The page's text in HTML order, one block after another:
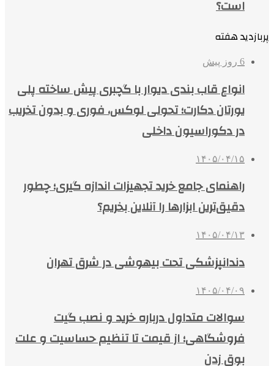
است؟
پربازدید هفته
6 روز پیش
انواع قاب بندی دیوار با گچبری پیش ساخته پلی
یورتان دکارت؛ تحولی لوکس، فوری و بدون تخریب
در دکوراسیون داخلی
۱۴۰۵/۰۴/۱۵
راهنمای جامع خرید تجهیزات اندازه گیری؛ چطور
دقیق‌ترین ابزارها را آنلاین بخریم؟
۱۴۰۵/۰۴/۱۳
دندانپزشکی تحت بیهوشی در شرق تهران
۱۴۰۵/۰۴/۰۹
سوالات متداول درباره خرید و نصب گیت
فروشگاهی؛ از قیمت تا تنظیم حساسیت و علت
بوق زدن